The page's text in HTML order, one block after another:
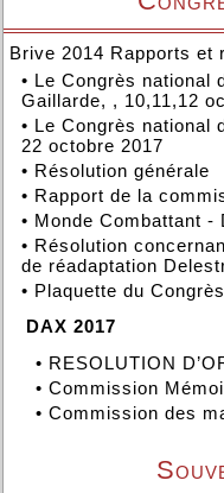
Brive 2014 Rapports et
• Le Congrès national
Gaillarde, , 10,11,12
• Le Congrès national
22 octobre 2017
• Résolution générale
• Rapport de la
• Monde Combattant
• Résolution
de réadaptation
• Plaquette du
DAX 2017
• RESOLUTION
• Commission
• Commission des